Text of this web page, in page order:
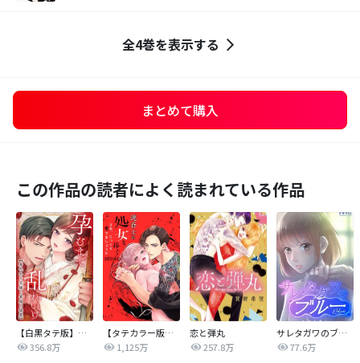
全4巻を表示する
まとめて購入
この作品の読者によく読まれている作品
【白黒タテ版】孕むまで乱れいけ～身代わり花嫁と軍服の猛愛
356.8万
【タテカラー版】漣蒼士に処女を捧ぐ～さあ、じっくり愛でましょうか
1,125万
恋と弾丸
257.8万
サレタガワのブルー【タテヨミ】
77.6万